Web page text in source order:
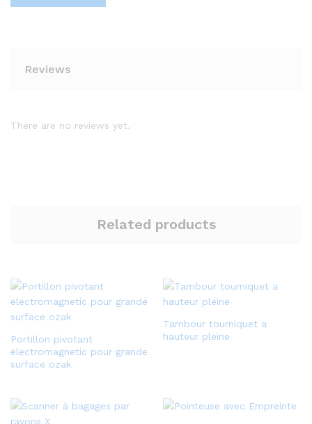
Reviews
There are no reviews yet.
Related products
Portillon pivotant
electromagnetic pour grande
surface ozak
Tambour tourniquet a
hauteur pleine